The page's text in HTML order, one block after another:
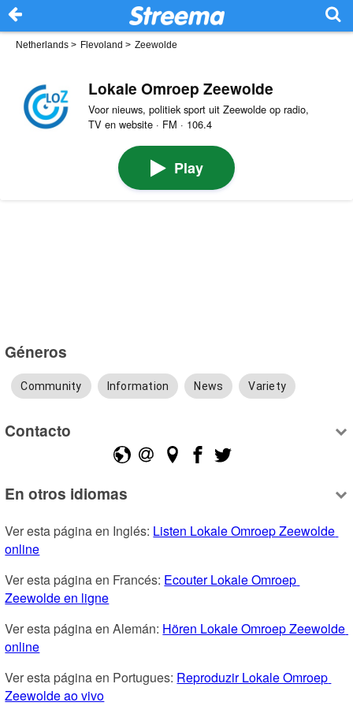
Netherlands > Flevoland > Zeewolde
Lokale Omroep Zeewolde
Voor nieuws, politiek sport uit Zeewolde op radio,
TV en website · FM · 106.4
Play
Géneros
Community Information News Variety
Contacto
En otros idiomas
Ver esta página en Inglés: Listen Lokale Omroep Zeewolde
online
Ver esta página en Francés: Ecouter Lokale Omroep
Zeewolde en ligne
Ver esta página en Alemán: Hören Lokale Omroep Zeewolde
online
Ver esta página en Portugues: Reproduzir Lokale Omroep
Zeewolde ao vivo